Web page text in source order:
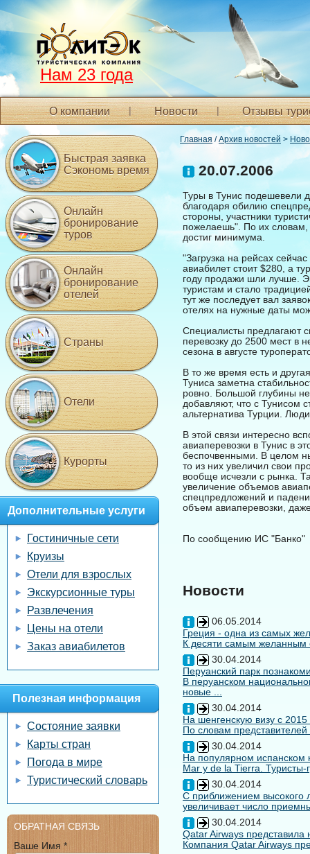
Нам 23 года
О компании Новости Отзывы
Главная /Архив новостей >
20.07.2006
Туры в Тунис подешевели
благодаря обилию
стороны, участники
пожелаешь". По их словам,
достиг минимума.
"Загрузка на рейсах
авиабилет стоит $280, а
году продажи шли лучше.
туристам и стало
тут же последует вал
отелях на нужные даты
Специалисты предлагают
перевозку до 2500 мест в
сезона в августе
В то же время есть и
Туниса заметна
ровно. Большой глубины
добавляют, что с Тунисом
альтернатива Турции.
В этой связи интересно
авиаперевозки в Тунис в
беспочвенными. В целом
то из них увеличил свои
вообще исчезли с рынка.
увеличение объемов
спецпредложений и
объем авиаперевозки,
По сообщению ИС "Банко"
Новости
06.05.2014
Греция - одна из самых
К десяти самым желанным
30.04.2014
Перуанский парк
В перуанском
новые ...
30.04.2014
На шенгенскую визу с 2015
По словам
30.04.2014
На популярном испанском
Mar y de la Tierra. Туристы-
30.04.2014
С приближением высокого
увеличивает число
30.04.2014
Qatar Airways
Компания Qatar Airways
Быстрая заявка
Сэкономь время
Онлайн
бронирование
туров
Онлайн
бронирование
отелей
Страны
Отели
Курорты
Дополнительные услуги
Гостиничные сети
Круизы
Отели для взрослых
Экскурсионные туры
Развлечения
Цены на отели
Заказ авиабилетов
Полезная информация
Состояние заявки
Карты стран
Погода в мире
Туристический словарь
ОБРАТНАЯ СВЯЗЬ
Ваше Имя *